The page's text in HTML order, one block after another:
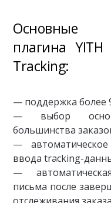
плагина
Tracking:
— поддержка более
— выбор
большинства
—
ввода tracking-
—
письма после